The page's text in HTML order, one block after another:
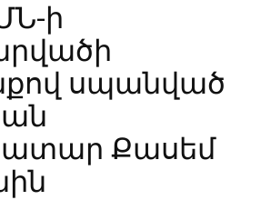
ի
սպանված
Քասեմ